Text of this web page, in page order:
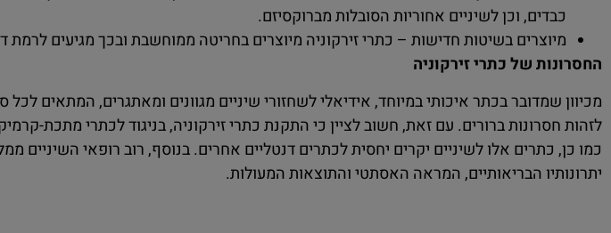
כבדים, וכן לשיניים אחוריות הסובלות מברוקסיזם.
מיוצרים בשיטות חדישות – כתרי זירקוניה מיוצרים בחריטה ממוחשבת ובכך מגיעים לרמת
החסרונות של כתרי זירקוניה
מכיוון שמדובר בכתר איכותי במיוחד, אידיאלי לשחזורי שיניים מגוונים ומאתגרים, המתאים
לזהות חסרונות ברורים. עם זאת, חשוב לציין כי התקנת כתרי זירקוניה, בניגוד לכתרי מתכת-
כמו כן, כתרים אלו לשיניים יקרים יחסית לכתרים דנטליים אחרים. בנוסף, רוב רופאי השיניים
יתרונותיו הבריאותיים, המראה האסתטי והתוצאות המעולות.